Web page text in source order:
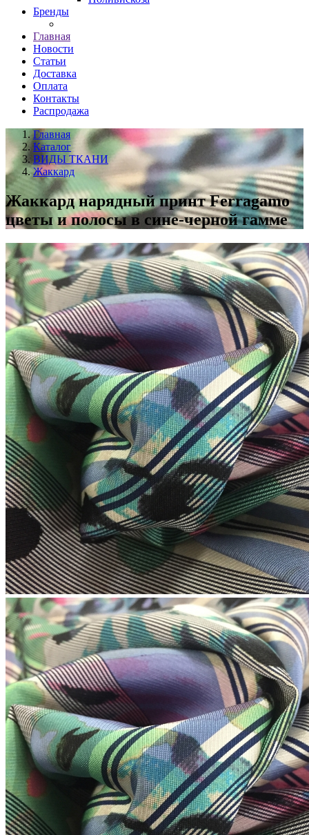
Бренды
Главная
Новости
Статьи
Доставка
Оплата
Контакты
Распродажа
Главная
Каталог
ВИДЫ ТКАНИ
Жаккард
Жаккард нарядный принт Ferragamo
цветы и полосы в сине-черной гамме